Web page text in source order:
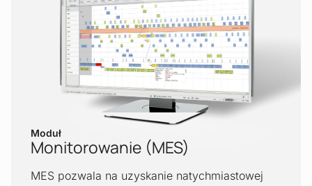
Moduł
Monitorowanie (MES)
MES pozwala na uzyskanie natychmiastowej